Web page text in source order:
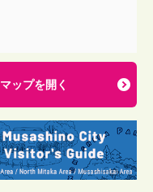
ップを開く